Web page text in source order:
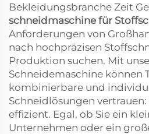
Bekleidungsbranche Zeit
schneidmaschine für
Anforderungen von
nach hochpräzisen
Produktion suchen. Mit
Schneidemaschine können
kombinierbare und
Schneidlösungen
effizient. Egal, ob Sie ein
Unternehmen oder ein